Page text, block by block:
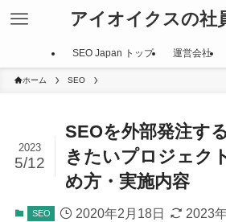
アイオイクスの社
SEO Japan トップ 運営会社
ホーム SEO
SEOを外部発注す
きたいプロジェク
め方・実施内容
2023
5/12
SEO 2020年2月18日 2023